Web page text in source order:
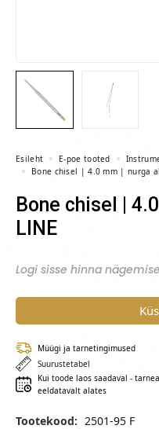
Esileht E-poe tooted
Bone chisel | 4.0 mm | nurga
Bone chisel | 4.0 mm | nurga all | F-
LINE
Logi sisse hinna
Müügi ja tarnetingimused
Suurustetabel
Kui toode laos saadaval -
eeldatavalt alates
Tootekood: 2501-95 F